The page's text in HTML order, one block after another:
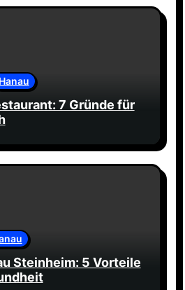
Hanau
7 Gründe für
Steinheim: 5 Vorteile